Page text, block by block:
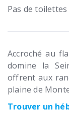
Pas de
Accroché au
domine la
offrent aux
plaine de
Trouver un